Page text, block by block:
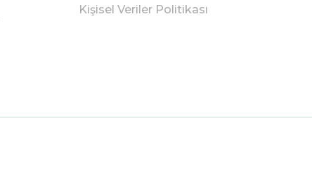
Kişisel Veriler Politikası